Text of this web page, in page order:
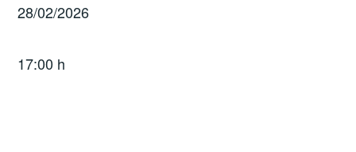
28/02/2026
17:00 h